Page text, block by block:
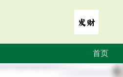
首页